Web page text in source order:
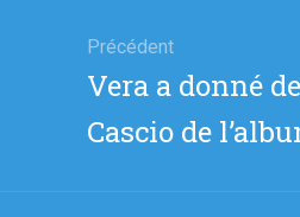
l’article
Précédent
Article
:
Vera a donné
Cascio de